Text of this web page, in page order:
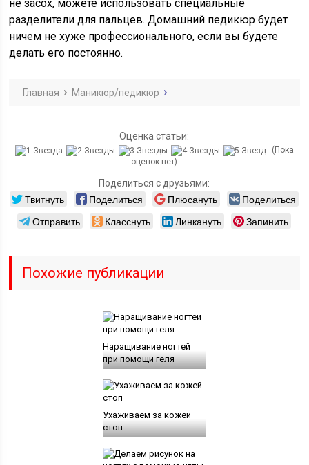
не засох, можете использовать специальные
разделители для пальцев. Домашний педикюр будет
ничем не хуже профессионального, если вы будете
делать его постоянно.
Главная Маникюр/педикюр
Оценка статьи:
(Пока
оценок нет)
Поделиться с друзьями:
Твитнуть Поделиться Плюсануть
Поделиться
Отправить
Класснуть Линкануть Запинить
Похожие публикации
Наращивание ногтей
при помощи геля
Ухаживаем за кожей
стоп